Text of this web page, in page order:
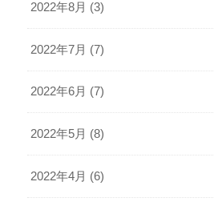
2022年8月 (3)
2022年7月 (7)
2022年6月 (7)
2022年5月 (8)
2022年4月 (6)